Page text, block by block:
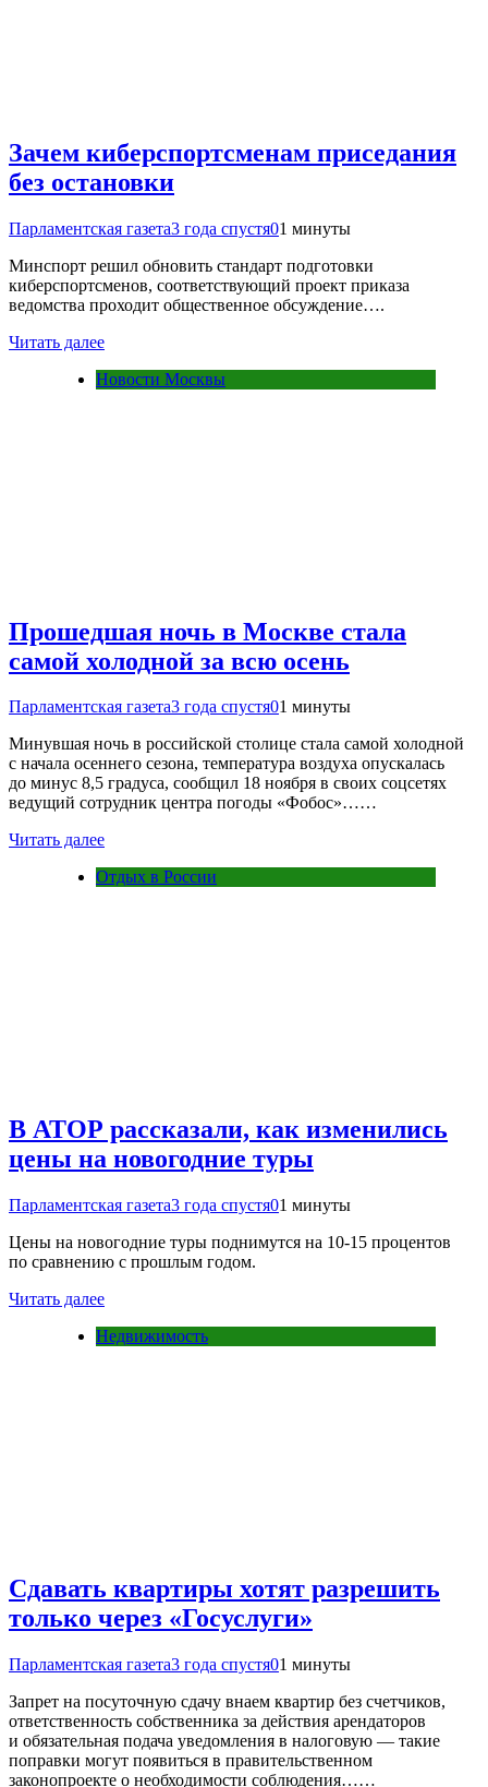
Зачем киберспортсменам приседания
без остановки
Парламентская газета3 года спустя01 минуты
Минспорт решил обновить стандарт подготовки
киберспортсменов, соответствующий проект приказа
ведомства проходит общественное обсуждение….
Читать далее
Новости Москвы
Прошедшая ночь в Москве стала
самой холодной за всю осень
Парламентская газета3 года спустя01 минуты
Минувшая ночь в российской столице стала самой холодной
с начала осеннего сезона, температура воздуха опускалась
до минус 8,5 градуса, сообщил 18 ноября в своих соцсетях
ведущий сотрудник центра погоды «Фобос»……
Читать далее
Отдых в России
В АТОР рассказали, как изменились
цены на новогодние туры
Парламентская газета3 года спустя01 минуты
Цены на новогодние туры поднимутся на 10-15 процентов
по сравнению с прошлым годом.
Читать далее
Недвижимость
Сдавать квартиры хотят разрешить
только через «Госуслуги»
Парламентская газета3 года спустя01 минуты
Запрет на посуточную сдачу внаем квартир без счетчиков,
ответственность собственника за действия арендаторов
и обязательная подача уведомления в налоговую — такие
поправки могут появиться в правительственном
законопроекте о необходимости соблюдения……